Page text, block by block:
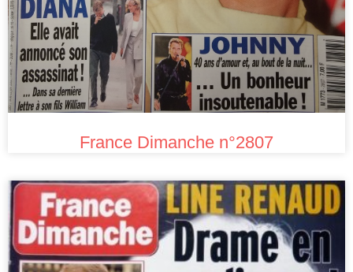
France Dimanche n°2807